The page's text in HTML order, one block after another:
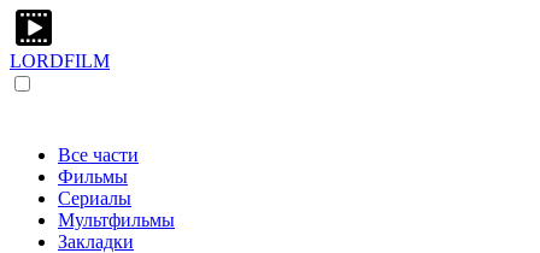
LORDFILM
Все части
Фильмы
Сериалы
Мультфильмы
Закладки